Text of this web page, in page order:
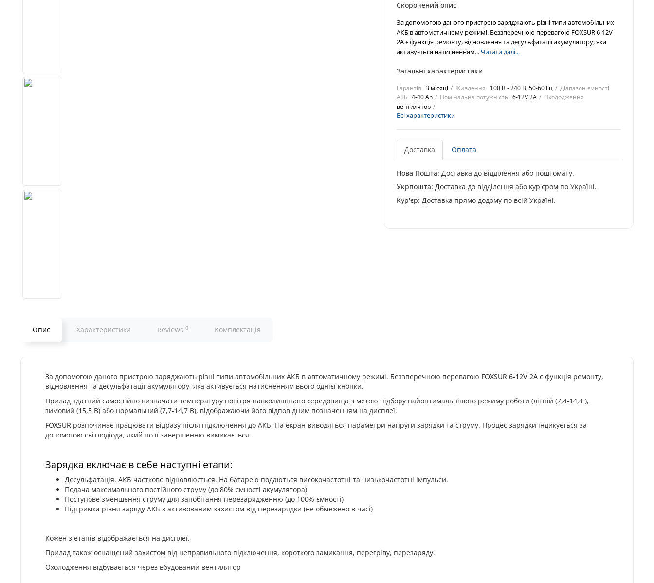
Скорочений опис
За допомогою даного пристрою заряджають різні типи автомобільних
АКБ в автоматичному режимі. Беззперечною перевагою FOXSUR 6-12V
2A є функція ремонту, відновлення та десульфатації акумулятору, яка
активується натисненням... Читати далі...
Загальні характеристики
Гарантія 3 місяці Живлення 100 В - 240 В, 50-60 Гц
Діапазон ємності
АКБ 4-40 Ah Номінальна потужність 6-12V 2A
Охолодження
вентилятор
Всі характеристики
Доставка Оплата
Нова Пошта: Доставка до відділення або поштомату.
Укрпошта: Доставка до відділення або кур'єром по Україні.
Кур'єр: Доставка прямо додому по всій Україні.
Опис Характеристики Reviews 0 Комплектація
За допомогою даного пристрою заряджають різні типи автомобільних АКБ в автоматичному режимі. Беззперечною перевагою FOXSUR 6-12V 2A є функція ремонту,
відновлення та десульфатації акумулятору, яка активується натисненням вього однієї кнопки.
Прилад здатний самостійно визначати температуру повітря навколишнього середовища з метою підбору найоптимальнішого режиму роботи (літній (7,4-14,4 ),
зимовий (15,5 В) або нормальний (7,7-14,7 В), відображаючи його відповідним позначенням на дисплеї.
FOXSUR розпочинає працювати відразу після підключення до АКБ. На екран виводяться параметри напруги зарядки та струму. Процес зарядки індикується за
допомогою світлодіода, який по її завершенню вимикається.
Зарядка включає в себе наступні етапи:
Десульфатація. АКБ частково відновлюється. На батарею подаються високочастотні та низькочастотні імпульси.
Подача максимального постійного струму (до 80% ємності акумулятора)
Поступове зменшення струму для запобігання перезарядженню (до 100% ємності)
Підтримка рівня заряду АКБ з активованим захистом від перезарядки (не обмежено в часі)
Кожен з етапів відображається на дисплеї.
Прилад також оснащений захистом від неправильного підключення, короткого замикання, перегріву, перезаряду.
Охолодження відбувається через вбудований вентилятор